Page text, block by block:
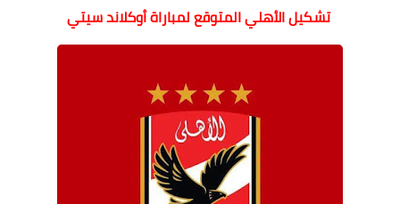
تشكيل الأهلي المتوقع لمباراة أوكلاند سيتي